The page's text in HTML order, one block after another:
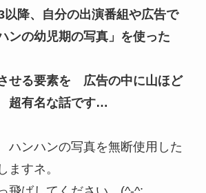
以降、自分の出演番組や広告で
ンの幼児期の写真」を使った
せる要素を 広告の中に山ほど
超有名な話です…
ンハンの写真を無断使用した
すネ。